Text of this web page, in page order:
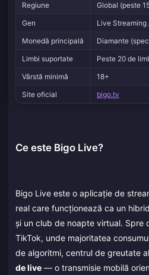
Regiune
Global (peste
Gen
Live
Monedă principală
Diamante
Limbi suportate
Peste 20 de
Vârstă minimă
18+
Site oficial
bigo.tv
Ce este Bigo Live?
Bigo Live este o aplicație de
real care funcționează ca un
și un club de noapte virtual. Spre
TikTok, unde majoritatea
de algoritmi, centrul de greutate
de live — o transmisie mobilă